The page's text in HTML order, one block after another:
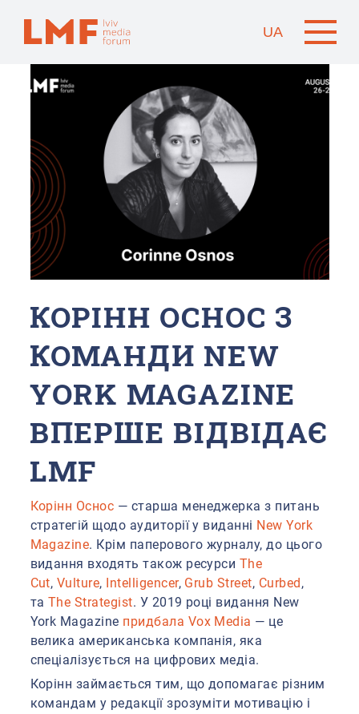
UA
КОРІНН ОСНОС З
КОМАНДИ NEW
YORK MAGAZINE
ВПЕРШЕ ВІДВІДАЄ
LMF
Корінн Оснос — старша менеджерка з питань
стратегій щодо аудиторії у виданні New York
Magazine. Крім паперового журналу, до цього
видання входять також ресурси The
Cut, Vulture, Intelligencer, Grub Street, Curbed ,
та The Strategist. У 2019 році видання New
York Magazine придбала Vox Media — це
велика американська компанія, яка
спеціалізується на цифрових медіа.
Корінн займається тим, що допомагає різним
командам у редакції зрозуміти мотивацію і